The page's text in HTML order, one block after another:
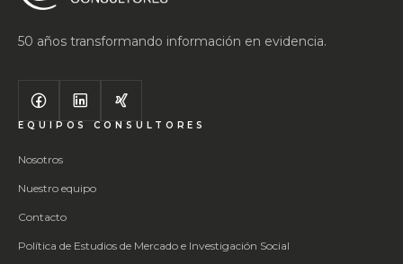
50 años transformando información en evidencia.
EQUIPOS CONSULTORES
Nosotros
Nuestro equipo
Contacto
Política de Estudios de Mercado e Investigación Social